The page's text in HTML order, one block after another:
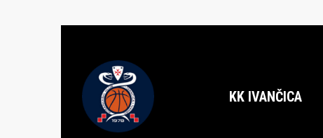
KK IVANČICA